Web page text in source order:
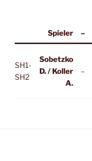
Spieler –
SH1-
SH2
Sobetzko
D. / Koller
A.
–